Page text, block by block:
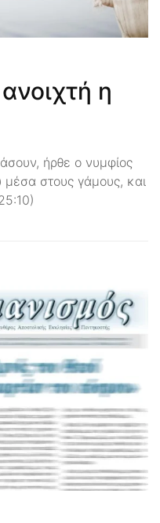
η
ήρθε ο νυμφίος
μέσα στους γάμους, και